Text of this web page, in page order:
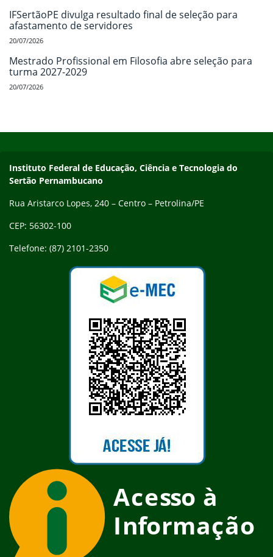
IFSertãoPE divulga resultado final de seleção para
afastamento de servidores
20/07/2026
Mestrado Profissional em Filosofia abre seleção para
turma 2027-2029
20/07/2026
Endereço
Instituto Federal de Educação, Ciência e Tecnologia do
Sertão Pernambucano
Rua Aristarco Lopes, 240 – Centro – Petrolina/PE
CEP: 56302-100
Telefone: (87) 2101-2350